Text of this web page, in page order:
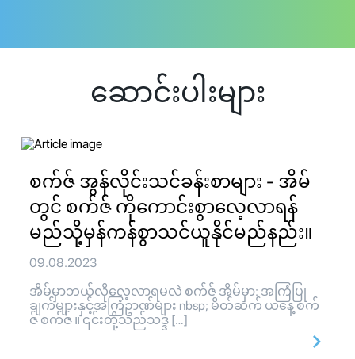
ဆောင်းပါးများ
စက်ဇ် အွန်လိုင်းသင်ခန်းစာများ - အိမ်
တွင် စက်ဇ် ကိုကောင်းစွာလေ့လာရန်
မည်သို့မှန်ကန်စွာသင်ယူနိုင်မည်နည်း။
09.08.2023
အိမ်မှာဘယ်လိုလေ့လာရမလဲ စက်ဇ် အိမ်မှာ: အကြံပြု
ချက်များနှင့်အကြံဥာဏ်များ nbsp; မိတ်ဆက် ယနေ့ စက်
ဇ် စက်ဇ် ။ ၎င်းတို့သည်သဒ္ဒ […]